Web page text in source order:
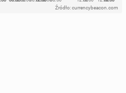
Źródło: currencybeacon.com